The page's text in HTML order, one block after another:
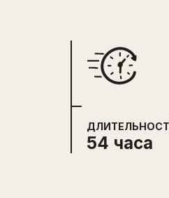
54 часа